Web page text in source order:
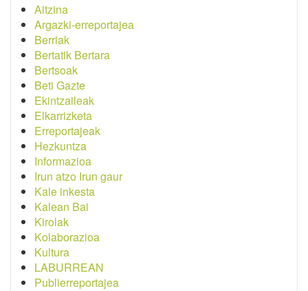
Aitzina
Argazki-erreportajea
Berriak
Bertatik Bertara
Bertsoak
Beti Gazte
Ekintzaileak
Elkarrizketa
Erreportajeak
Hezkuntza
Informazioa
Irun atzo Irun gaur
Kale inkesta
Kalean Bai
Kirolak
Kolaborazioa
Kultura
LABURREAN
Publierreportajea